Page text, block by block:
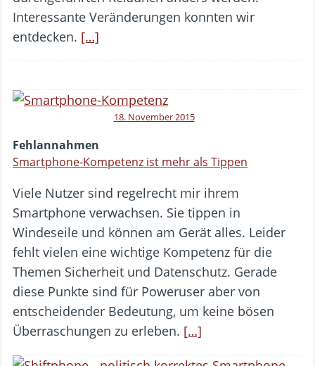
Interessante Veränderungen konnten wir
entdecken. […]
18. November 2015
Fehlannahmen
Smartphone-Kompetenz ist mehr als Tippen
Viele Nutzer sind regelrecht mir ihrem
Smartphone verwachsen. Sie tippen in
Windeseile und können am Gerät alles. Leider
fehlt vielen eine wichtige Kompetenz für die
Themen Sicherheit und Datenschutz. Gerade
diese Punkte sind für Poweruser aber von
entscheidender Bedeutung, um keine bösen
Überraschungen zu erleben. […]